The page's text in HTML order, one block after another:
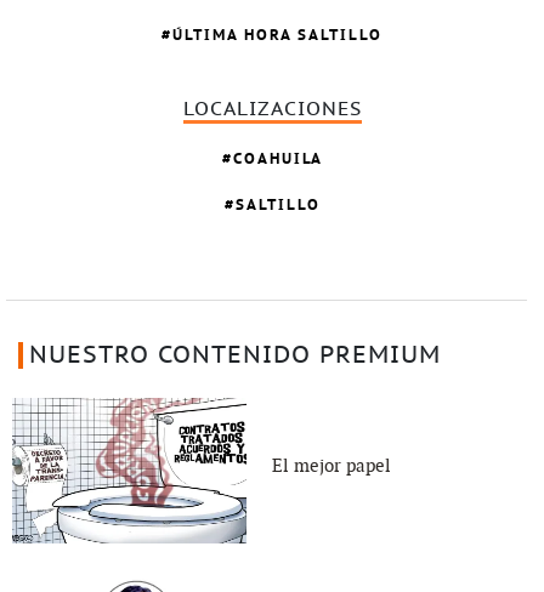
ÚLTIMA HORA SALTILLO
LOCALIZACIONES
COAHUILA
SALTILLO
NUESTRO CONTENIDO PREMIUM
El mejor papel